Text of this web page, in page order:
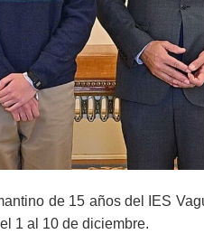
de 15 años del IES
1 al 10 de diciembre.